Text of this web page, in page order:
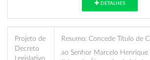
DETALHES
Projeto de
Decreto
Legislativo
Resumo: Concede Título de
ao Senhor Marcelo Henrique